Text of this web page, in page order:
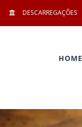
DESCARREGAÇÕES
HOME